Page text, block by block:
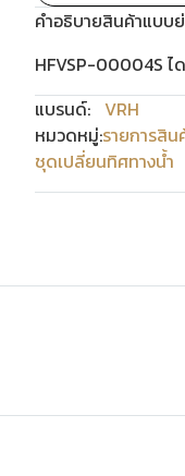
คำอธิบายสินค้าแบบ
HFVSP-00004S ไ
แบรนด์: VRH
หมวดหมู่:รายการสิน
ชุดเปลี่ยนทิศทางน้ำ